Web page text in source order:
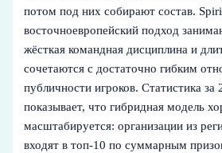
потом под них собирают состав.
восточноевропейский подход
жёсткая командная дисциплина и
сочетаются с достаточно гибким
публичности игроков. Статистика
показывает, что гибридная модель
масштабируется: организации из
входят в топ‑10 по суммарным